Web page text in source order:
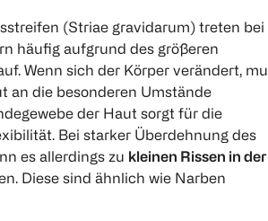
(Striae gravidarum) treten bei
häufig aufgrund des größeren
Wenn sich der Körper verändert,
an die besonderen Umstände
der Haut sorgt für die
Bei starker Überdehnung des
es allerdings zu kleinen Rissen in der
Diese sind ähnlich wie Narben